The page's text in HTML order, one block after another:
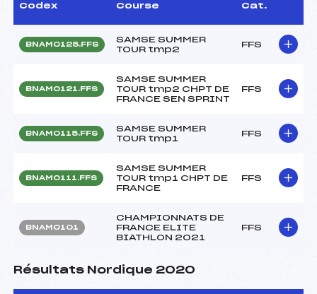
Codex Course Cat.
BNAM0125.FFS
SAMSE SUMMER
TOUR tmp2
FFS
BNAM0121.FFS
SAMSE SUMMER
TOUR tmp2 CHPT DE
FRANCE SEN SPRINT
FFS
BNAM0115.FFS
SAMSE SUMMER
TOUR tmp1
FFS
BNAM0111.FFS
SAMSE SUMMER
TOUR tmp1 CHPT DE
FRANCE
FFS
BNAM0101
CHAMPIONNATS DE
FRANCE ELITE
BIATHLON 2021
FFS
Résultats Nordique 2020